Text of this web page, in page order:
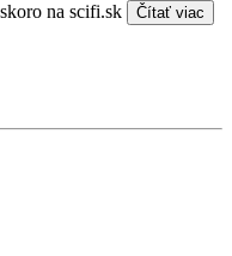
na scifi.sk Čítať viac